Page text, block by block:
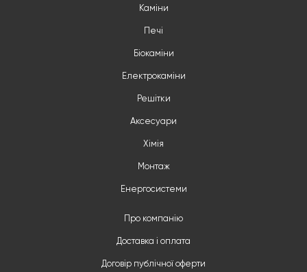
Каміни
Печі
Біокаміни
Електрокаміни
Решітки
Аксесуари
Хімія
Монтаж
Енергосистеми
Про компанію
Доставка і оплата
Договір публічної оферти